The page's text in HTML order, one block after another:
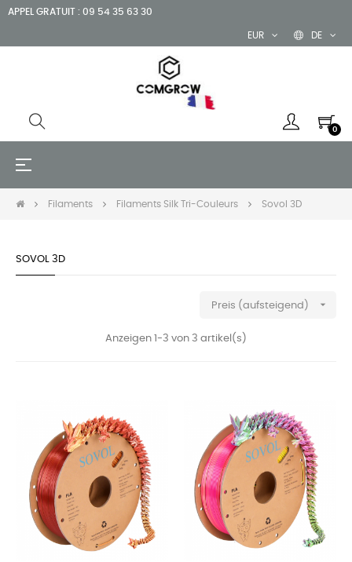
APPEL GRATUIT : 09 54 35 63 30
DE
EUR
0
Umschalten
☰
Filaments Filaments Silk Tri-Couleurs Sovol 3D
SOVOL 3D
Preis (aufsteigend) 
Anzeigen 1-3 von 3 artikel(s)